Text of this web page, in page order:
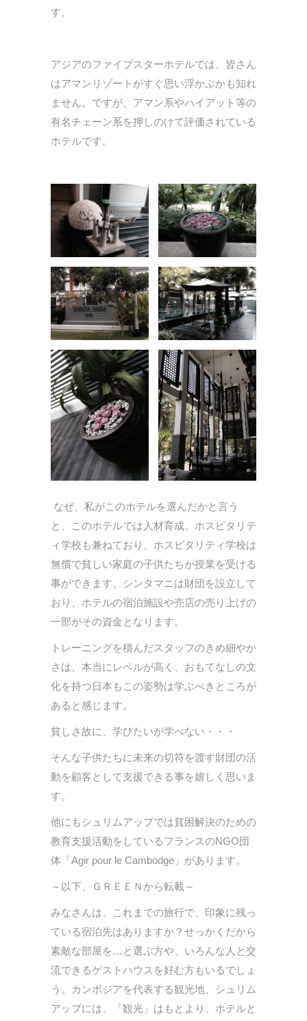
す。
アジアのファイブスターホテルでは、皆さん
はアマンリゾートがすぐ思い浮かぶかも知れ
ません。ですが、アマン系やハイアット等の
有名チェーン系を押しのけて評価されている
ホテルです。
なぜ、私がこのホテルを選んだかと言う
と、このホテルでは人材育成、ホスピタリテ
ィ学校も兼ねており、ホスピタリティ学校は
無償で貧しい家庭の子供たちが授業を受ける
事ができます。シンタマニは財団を設立して
おり、ホテルの宿泊施設や売店の売り上げの
一部がその資金となります。
トレーニングを積んだスタッフのきめ細やか
さは、本当にレベルが高く、おもてなしの文
化を持つ日本もこの姿勢は学ぶべきところが
あると感じます。
貧しさ故に、学びたいが学べない・・・
そんな子供たちに未来の切符を渡す財団の活
動を顧客として支援できる事を嬉しく思いま
す。
他にもシュリムアップでは貧困解決のための
教育支援活動をしているフランスのNGO団
体「Agir pour le Cambodge」があります。
～以下、ＧＲＥＥＮから転載～
みなさんは、これまでの旅行で、印象に残っ
ている宿泊先はありますか？せっかくだから
素敵な部屋を…と選ぶ方や、いろんな人と交
流できるゲストハウスを好む方もいるでしょ
う。カンボジアを代表する観光地、シュリム
アップには、「観光」はもとより、ホテルと